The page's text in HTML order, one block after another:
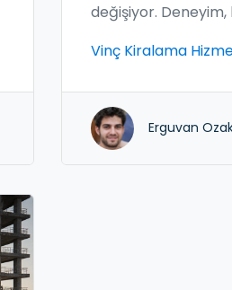
değişiyor.
güvenliği yüksek.
Vinç Kiralama
Erguvan